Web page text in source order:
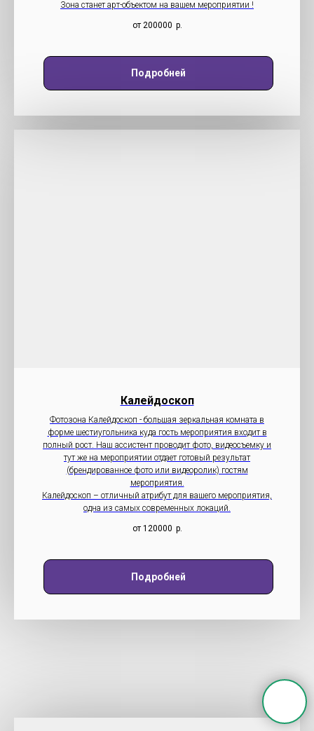
Зона станет арт-объектом на вашем мероприятии !
от 200000 р.
Подробней
Калейдоскоп
Фотозона Калейдоскоп - большая зеркальная комната в
форме шестиугольника куда гость мероприятия входит в
полный рост. Наш ассистент проводит фото, видеосъемку и
тут же на мероприятии отдает готовый результат
(брендированное фото или видеоролик) гостям
мероприятия.
Калейдоскоп – отличный атрибут для вашего мероприятия,
одна из самых современных локаций.
от 120000 р.
Подробней